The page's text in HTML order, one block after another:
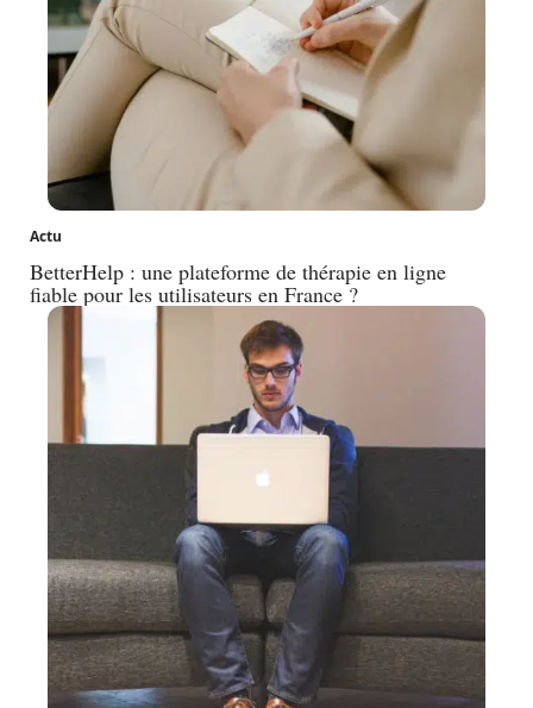
Actu
BetterHelp : une plateforme de thérapie en ligne
fiable pour les utilisateurs en France ?